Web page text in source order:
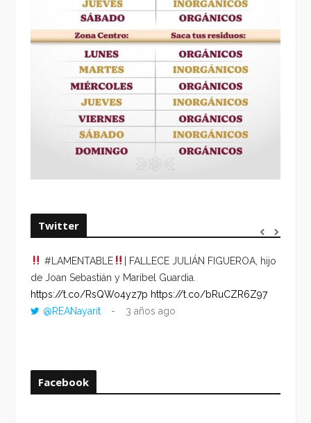
Twitter
#LAMENTABLE
| FALLECE JULIÁN FIGUEROA, hijo
de Joan Sebastián y Maribel Guardia.
https://t.co/RsQWo4yz7p https://t.co/bRuCZR6Z97
@REANayarit
3 años ago
Facebook